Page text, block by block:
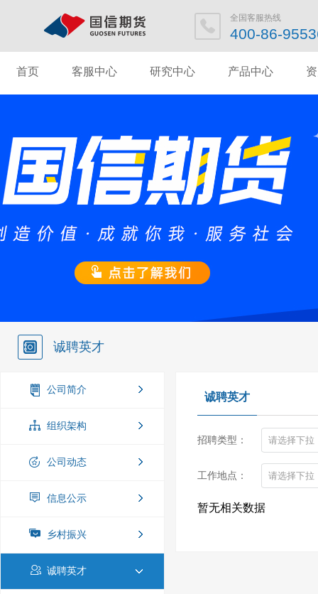
全国客服热
400-86-
首页 客服中心 研究中心 产品中心
诚聘英才
公司简介
组织架构
公司动态
信息公示
乡村振兴
诚聘英才
诚聘英才
招聘类型：
工作地点：
暂无相关数据